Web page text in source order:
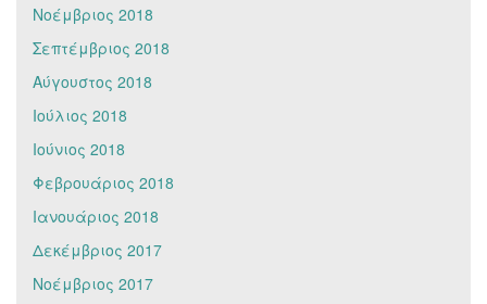
Νοέμβριος 2018
Σεπτέμβριος 2018
Αύγουστος 2018
Ιούλιος 2018
Ιούνιος 2018
Φεβρουάριος 2018
Ιανουάριος 2018
Δεκέμβριος 2017
Νοέμβριος 2017